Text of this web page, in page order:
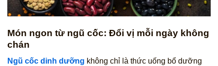
Món ngon từ ngũ cốc: Đổi vị mỗi ngày không
chán
Ngũ cốc dinh dưỡng không chỉ là thức uống bổ dưỡng